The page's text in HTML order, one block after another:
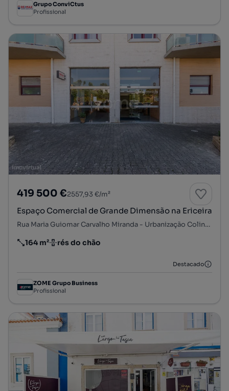
Grupo ConviCtus
Profissional
419 500 €2557,93 €/m²
Espaço Comercial de Grande Dimensão na Ericeira
Rua Maria Guiomar Carvalho Miranda - Urbanização Colinas do Atlântico, Ericeira Norte, Ericeira, Mafra, Lisboa
Preço por metro quadrado
164 m²
Andar rés do chão
Destacado
ZOME Grupo Business
Profissional